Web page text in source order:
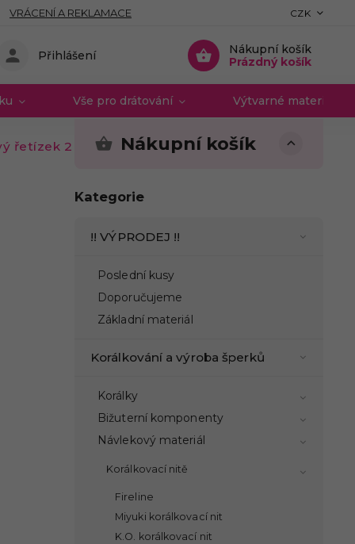
VRÁCENÍ A REKLAMACE
CZK
Nákupní košík
Prázdný košík
Přihlášení
Vše pro drátování Výtvarné materiály a
řetízek 2 mm transp. béžový
Nákupní košík
Kategorie
!! VÝPRODEJ !!
Poslední kusy
Doporučujeme
Základní materiál
Korálkování a výroba šperků
Korálky
Bižuterní komponenty
Návlekový materiál
Korálkovací nitě
Fireline
Miyuki korálkovací nit
K.O. korálkovací nit